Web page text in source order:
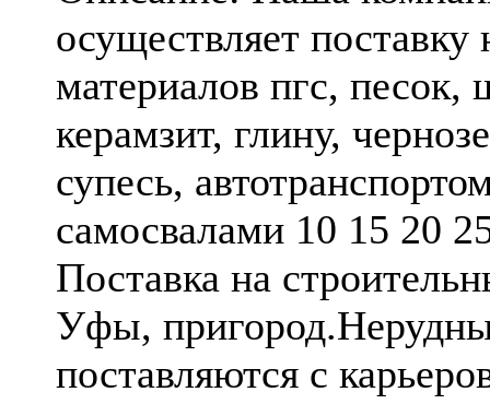
осуществляет поставку
материалов пгс, песок,
керамзит, глину,
супесь,
самосвалами 10 15 20
Поставка на
Уфы,
поставляются с